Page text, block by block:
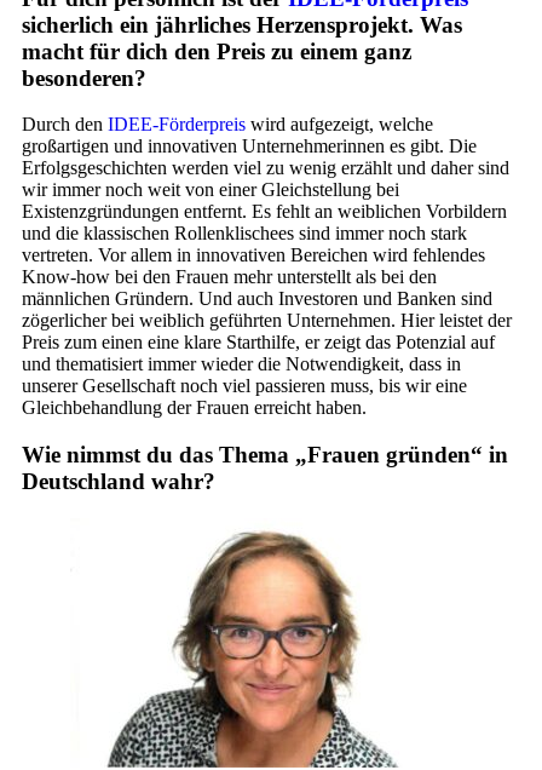
sicherlich ein jährliches Herzensprojekt. Was
macht für dich den Preis zu einem ganz
besonderen?
Durch den IDEE-Förderpreis wird aufgezeigt, welche
großartigen und innovativen Unternehmerinnen es gibt. Die
Erfolgsgeschichten werden viel zu wenig erzählt und daher sind
wir immer noch weit von einer Gleichstellung bei
Existenzgründungen entfernt. Es fehlt an weiblichen Vorbildern
und die klassischen Rollenklischees sind immer noch stark
vertreten. Vor allem in innovativen Bereichen wird fehlendes
Know-how bei den Frauen mehr unterstellt als bei den
männlichen Gründern. Und auch Investoren und Banken sind
zögerlicher bei weiblich geführten Unternehmen. Hier leistet der
Preis zum einen eine klare Starthilfe, er zeigt das Potenzial auf
und thematisiert immer wieder die Notwendigkeit, dass in
unserer Gesellschaft noch viel passieren muss, bis wir eine
Gleichbehandlung der Frauen erreicht haben.
Wie nimmst du das Thema „Frauen gründen“ in
Deutschland wahr?